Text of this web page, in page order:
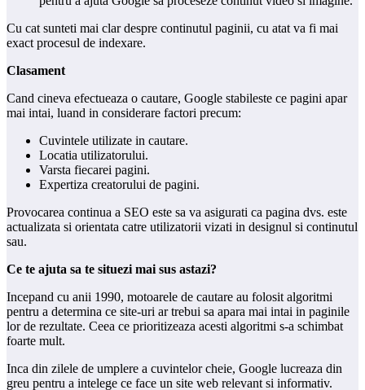
Cu cat sunteti mai clar despre continutul paginii, cu atat va fi mai
exact procesul de indexare.
Clasament
Cand cineva efectueaza o cautare, Google stabileste ce pagini apar
mai intai, luand in considerare factori precum:
Cuvintele utilizate in cautare.
Locatia utilizatorului.
Varsta fiecarei pagini.
Expertiza creatorului de pagini.
Provocarea continua a SEO este sa va asigurati ca pagina dvs. este
actualizata si orientata catre utilizatorii vizati in designul si continutul
sau.
Ce te ajuta sa te situezi mai sus astazi?
Incepand cu anii 1990, motoarele de cautare au folosit algoritmi
pentru a determina ce site-uri ar trebui sa apara mai intai in paginile
lor de rezultate. Ceea ce prioritizeaza acesti algoritmi s-a schimbat
foarte mult.
Inca din zilele de umplere a cuvintelor cheie, Google lucreaza din
greu pentru a intelege ce face un site web relevant si informativ.